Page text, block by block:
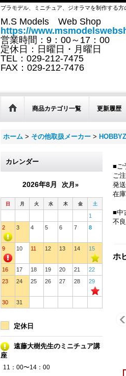
プラモデル、ミニチュア、ジオラマを制作する
M.S Models Web Shop
https://
営業時間：9：00～17：00
定休日：日曜日・月曜日
TEL：029-212-7475
FAX：029-212-7476
商品カテゴリ一覧 更新履歴
ホーム > その他取扱メーカー >
カレンダー
2026年8月 次月»
日 月 火 水 木 金 土
1
2
3 4 5 6 7 8
9 10 11 12 13 14 15
16 17 18 19 20 21
22
23
24 25 26 27 28 29
30 31
定休日
遠藤大樹先生のミニチュア講
座
11：00〜14：00
■ご
ご
発
在
■中
不
ホ